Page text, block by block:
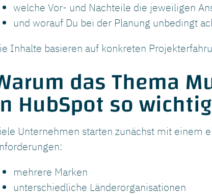
welche Vor- und Nachteile die jeweiligen
und worauf Du bei der Planung unbedingt
Inhalte basieren auf konkreten
das Thema
HubSpot so
Unternehmen starten zunächst mit einem
mehrere Marken
unterschiedliche Länderorganisationen